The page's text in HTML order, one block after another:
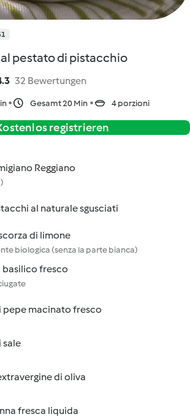
pestato di pistacchio
32 Bewertungen
Gesamt 20 Min 4 porzioni
registrieren
Reggiano
al naturale sgusciati
di limone
biologica (senza la parte bianca)
basilico fresco
pepe macinato fresco
sale
di oliva
fresca liquida